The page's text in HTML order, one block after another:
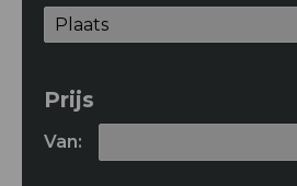
Prijs
Van: